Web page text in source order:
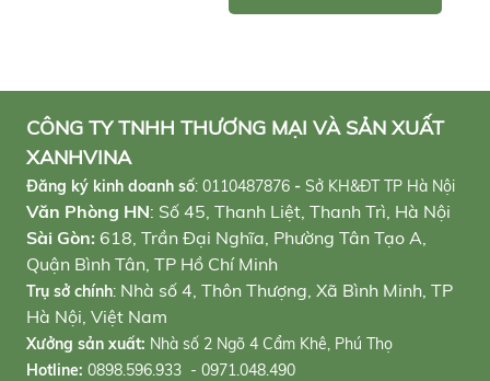
CÔNG TY TNHH THƯƠNG MẠI VÀ SẢN XUẤT
XANHVINA
Đăng ký kinh doanh số: 0110487876 - Sở KH&ĐT TP Hà Nội
Văn Phòng HN: Số 45, Thanh Liệt, Thanh Trì, Hà Nội
Sài Gòn: 618, Trần Đại Nghĩa, Phường Tân Tạo A,
Quận Bình Tân, TP Hồ Chí Minh
Trụ sở chính: Nhà số 4, Thôn Thượng, Xã Bình Minh, TP
Hà Nội, Việt Nam
Xưởng sản xuất: Nhà số 2 Ngõ 4 Cẩm Khê, Phú Thọ
Hotline: 0898.596.933 - 0971.048.490